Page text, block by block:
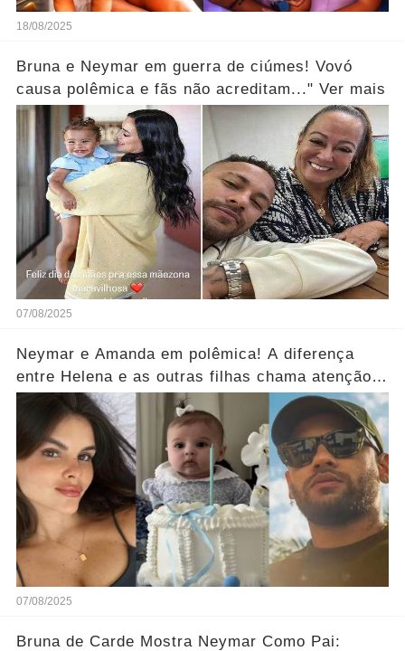
18/08/2025
Bruna e Neymar em guerra de ciúmes! Vovó
causa polêmica e fãs não acreditam..." Ver mais
07/08/2025
Neymar e Amanda em polêmica! A diferença
entre Helena e as outras filhas chama atenção...
Ver mais
07/08/2025
Bruna de Carde Mostra Neymar Como Pai: